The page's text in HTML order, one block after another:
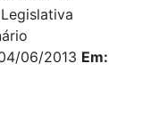
06/2013 Em: